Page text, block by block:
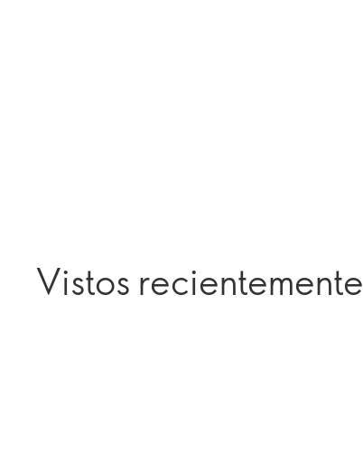
Vistos recientemente